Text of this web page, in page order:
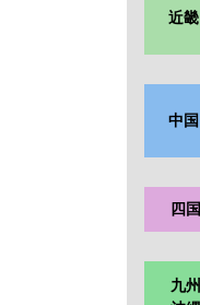
近畿
中国
四国
九州